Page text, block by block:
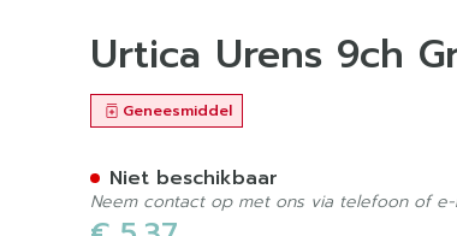
Urtica Urens 9ch
Geneesmiddel
Niet beschikbaar
Neem contact op met ons via telefoon of